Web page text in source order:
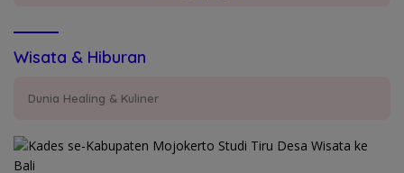
Wisata & Hiburan
Dunia Healing & Kuliner